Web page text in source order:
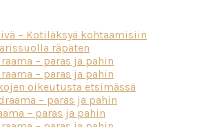
– Kotiläksyä kohtaamisiin
räpäten
– paras ja pahin
– paras ja pahin
oikeutusta etsimässä
– paras ja pahin
– paras ja pahin